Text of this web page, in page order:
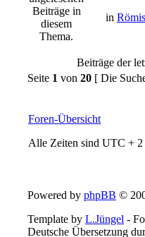
in
Beiträge der
Seite 1 von 20 [ Die
Foren-Übersicht
Alle Zeiten sind UTC + 2
Powered by phpBB ©
Template by L.Jüngel -
Deutsche Übersetzung